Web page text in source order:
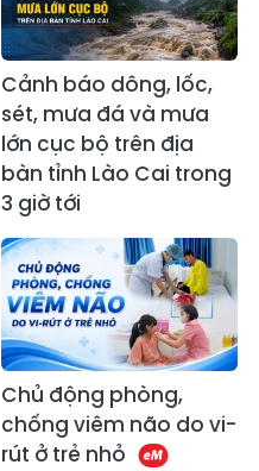
Cảnh báo dông, lốc,
sét, mưa đá và mưa
lớn cục bộ trên địa
bàn tỉnh Lào Cai trong
3 giờ tới
Chủ động phòng,
chống viêm não do vi-
rút ở trẻ nhỏ